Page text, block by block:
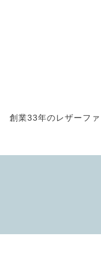
創業33年のレザーフ